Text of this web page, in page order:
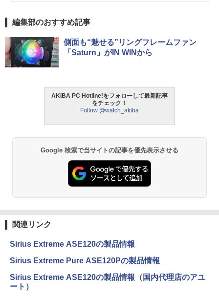
編集部のおすすめ記事
側面も“魅せる”リングフレームファン
「Saturn」がIN WINから
AKIBA PC Hotline!をフォローして最新記事
をチェック！
Follow @watch_akiba
Google 検索で当サイトの記事を優先表示させる
関連リンク
Sirius Extreme ASE120の製品情報
Sirius Extreme Pure ASE120Pの製品情報
Sirius Extreme ASE120の製品情報（国内代理店のアユ
ート）